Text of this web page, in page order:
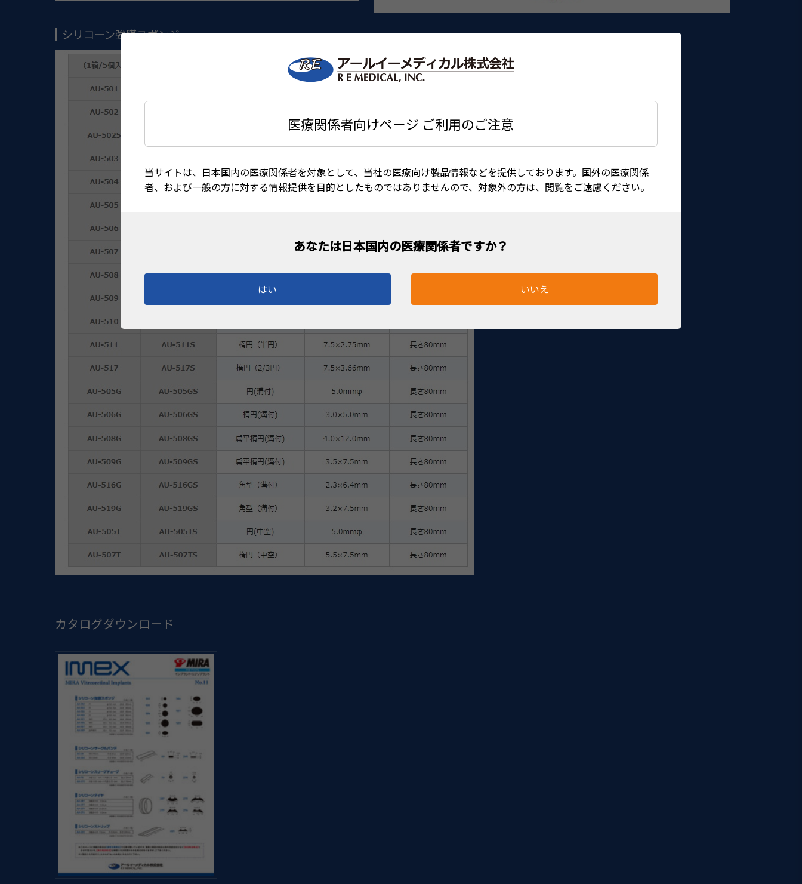
医療関係者向けページ ご利用のご注意
当サイトは、日本国内の医療関係者を対象として、当社の医療向け製品情報などを提供しております。国外の医療関係
者、および一般の方に対する情報提供を目的としたものではありませんので、対象外の方は、閲覧をご遠慮ください。
はい いいえ
シリコーン強膜スポンジ
カタログダウンロード